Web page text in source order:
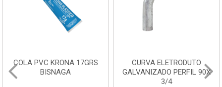
COLA PVC KRONA 17GRS
BISNAGA
CURVA ELETRODUTO
GALVANIZADO PERFIL 90X
3/4